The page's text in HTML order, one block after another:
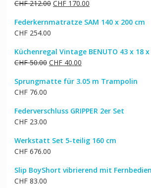
CHF212.00 Ursprünglicher
war:
CHF170.00Aktueller
ist:
Federkernmatratze SAM 140 x 200 cm
CHF254.00
Küchenregal Vintage BENUTO 43 x 18 x
CHF50.00 Ursprünglicher
war:
CHF40.00Aktueller
ist:
Sprungmatte für 3.05 m Trampolin
CHF76.00
Federverschluss GRIPPER 2er Set
CHF23.00
Werkstatt Set 5-teilig 160 cm
CHF676.00
Slip BoyShort vibrierend mit
CHF83.00